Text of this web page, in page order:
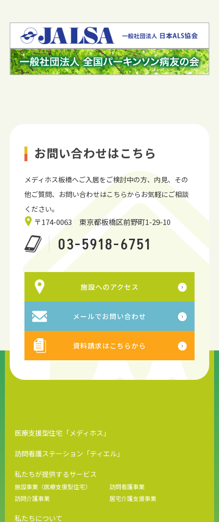
お問い合わせはこちら
メディホス板橋へご入居をご検討中の方、内見、 その
他ご質問、お問い合わせはこちらからお気軽にご相談
ください。
〒174-0063 東京都板橋区前野町1-29-10
03-5918-6751
施設へのアクセス
メールでお問い合わせ
資料請求はこちらから
医療支援型住宅「メディホス」
訪問看護ステーション「ティエル」
私たちが提供するサービス
施設事業（医療支援型住宅）
訪問看護事業
訪問介護事業
居宅介護支援事業
私たちについて